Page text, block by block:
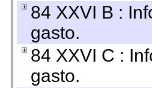
84 XXVI B :
gasto.
84 XXVI C :
gasto.